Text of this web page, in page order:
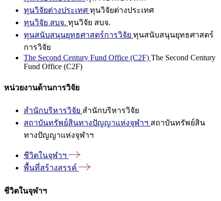
ทุนวิจัยต่างประเทศ ทุนวิจัยต่างประเทศ
ทุนวิจัย สบจ. ทุนวิจัย สบจ.
ทุนสนับสนุนยุทธศาสตร์การวิจัย ทุนสนับสนุนยุทธศาสตร์
การวิจัย
The Second Century Fund Office (C2F) The Second Century
Fund Office (C2F)
หน่วยงานด้านการวิจัย
สำนักบริหารวิจัย สำนักบริหารวิจัย
สถาบันทรัพย์สินทางปัญญาแห่งจุฬาฯ สถาบันทรัพย์สิน
ทางปัญญาแห่งจุฬาฯ
ชีวิตในจุฬาฯ
พื้นที่สร้างสรรค์
ชีวิตในจุฬาฯ